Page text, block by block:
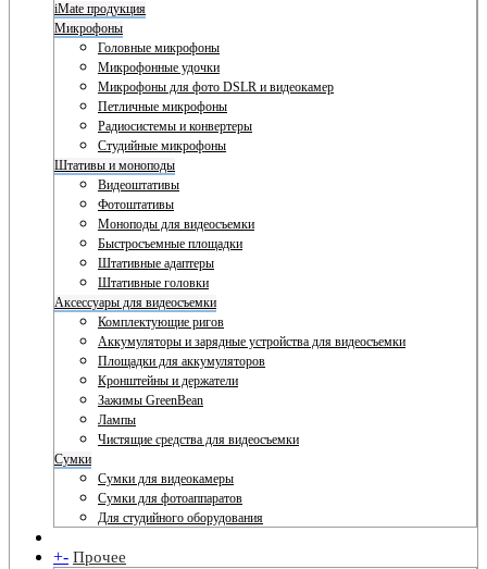
iMate продукция
Микрофоны
Головные микрофоны
Микрофонные удочки
Микрофоны для фото DSLR и видеокамер
Петличные микрофоны
Радиосистемы и конвертеры
Студийные микрофоны
Штативы и моноподы
Видеоштативы
Фотоштативы
Моноподы для видеосъемки
Быстросъемные площадки
Штативные адаптеры
Штативные головки
Аксессуары для видеосъемки
Комплектующие ригов
Аккумуляторы и зарядные устройства для видеосъемки
Площадки для аккумуляторов
Кронштейны и держатели
Зажимы GreenBean
Лампы
Чистящие средства для видеосъемки
Сумки
Сумки для видеокамеры
Сумки для фотоаппаратов
Для студийного оборудования
+- Прочее